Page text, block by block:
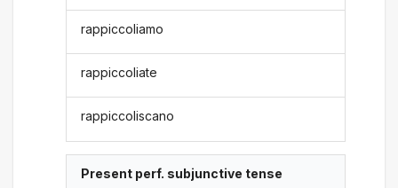
rappiccoliamo
rappiccoliate
rappiccoliscano
Present perf. subjunctive tense